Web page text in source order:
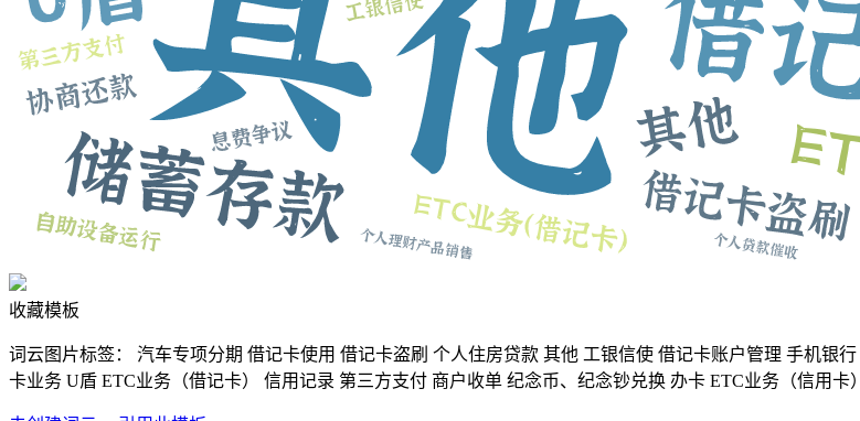
收藏模板
词云图片标签： 汽车专项分期 借记卡使用 借记卡盗刷 个人住房贷款 其他 工银信使 借记卡账户管理 手机银行
卡业务 U盾 ETC业务（借记卡） 信用记录 第三方支付 商户收单 纪念币、纪念钞兑换 办卡 ETC业务（信用卡）